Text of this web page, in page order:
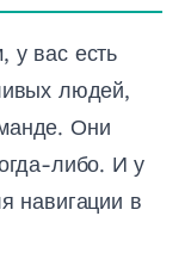
у вас есть
людей,
Они
либо. И у
навигации в